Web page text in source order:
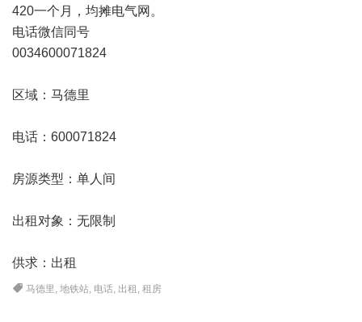
420一个月，均摊电气网。
电话微信同号
0034600071824
区域：马德里
电话：600071824
房源类型：单人间
出租对象：无限制
供求：出租
马德里 ,地铁站, 电话, 出租 ,租房